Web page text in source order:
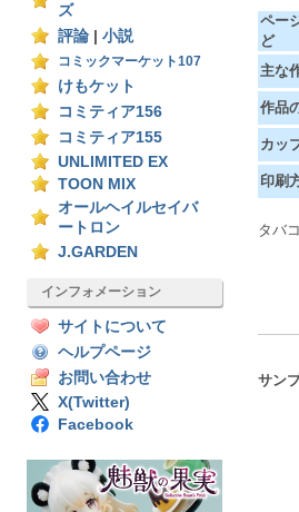
ズ
評論
小説
コミックマーケット107
けもケット
コミティア156
コミティア155
UNLIMITED EX
TOON MIX
オールヘイルセイバ
ートロン
J.GARDEN
インフォメーション
サイトについて
ヘルプページ
お問い合わせ
X(Twitter)
Facebook
ペー
ど
主な
作品
カッ
印刷
タバ
サン